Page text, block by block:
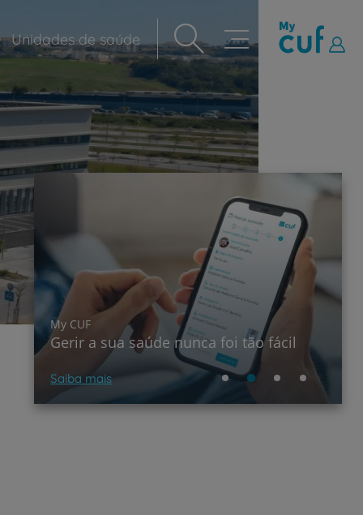
Navegação
principal
Unidades de saúde
My CUF
Gerir a sua saúde nunca foi tão fácil
Saiba mais